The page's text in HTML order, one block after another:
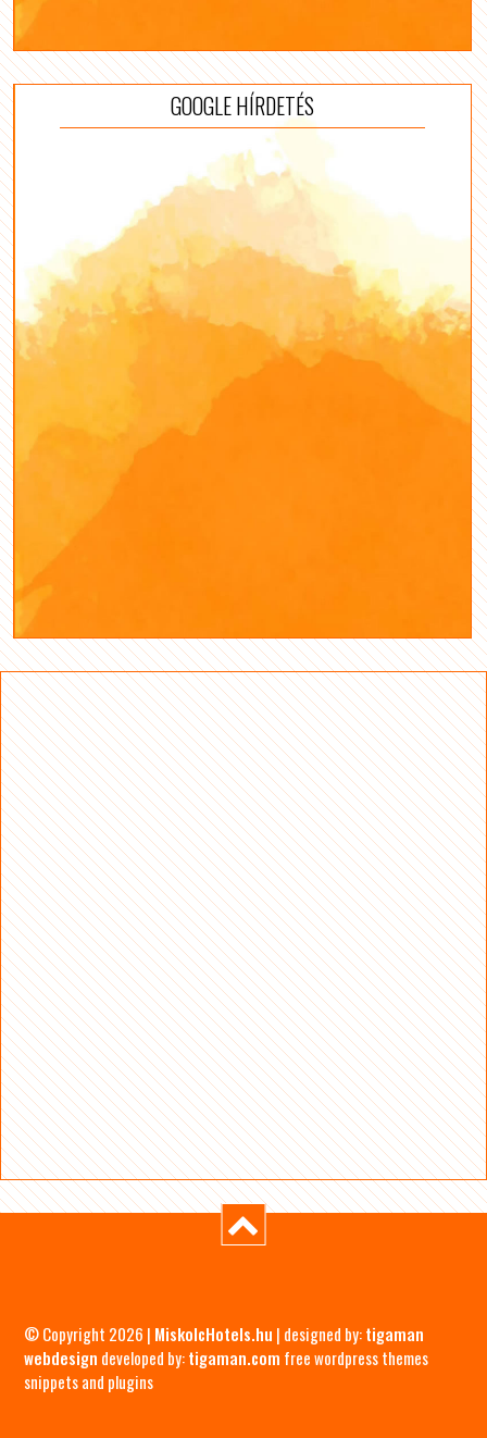
GOOGLE HÍRDETÉS
© Copyright 2026 | MiskolcHotels.hu | designed by:tigaman
webdesign developed by:tigaman.com free wordpress themes
snippets and plugins